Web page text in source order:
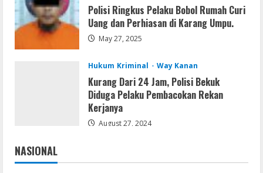
Movies
Vertex Force 2026 BRRip UHD DDP5.1
𝐘𝐢𝐟𝐲 𝐌𝐨𝐯𝐢𝐞𝐬 Magnet
Resettools
Vpn One Click Cracked x86-x64 [no
Virus]
Polisi Ringkus Pelaku Bobol Rumah Curi
Uang dan Perhiasan di Karang Umpu.
May 27, 2025
Hukum Kriminal Way Kanan
Kurang Dari 24 Jam, Polisi Bekuk
Diduga Pelaku Pembacokan Rekan
Kerjanya
August 27, 2024
NASIONAL
Jakarta